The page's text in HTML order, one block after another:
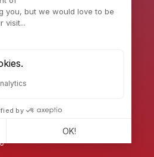
Socio 2022 - Norteamérica
Mejor Socio 2021 - Norteamérica
Socio 2020 - América del Norte
al Mejor Starter 2019 - América
UU.